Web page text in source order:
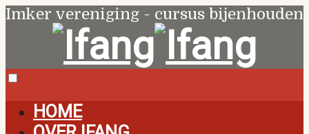
Imker vereniging - cursus bijenhouden
HOME